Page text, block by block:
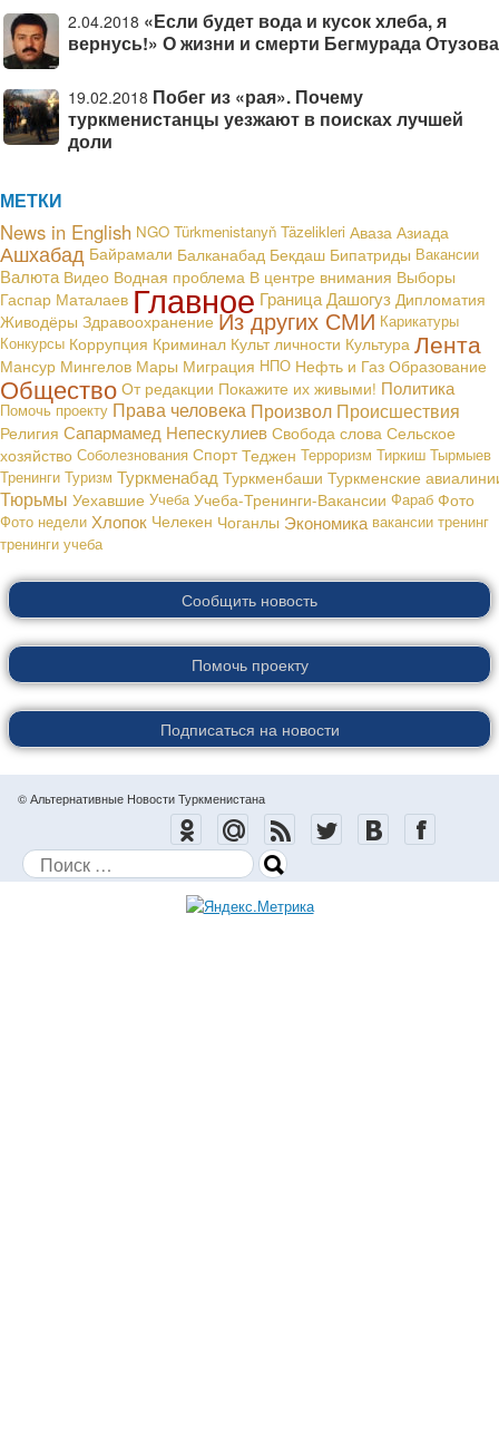
2.04.2018 «Если будет вода и кусок хлеба, я
вернусь!» О жизни и смерти Бегмурада Отузова
19.02.2018 Побег из «рая». Почему
туркменистанцы уезжают в поисках лучшей
доли
МЕТКИ
News in English NGO Türkmenistanyň Täzelikleri Аваза Азиада
Ашхабад Байрамали Балканабад Бекдаш Бипатриды Вакансии
Валюта Видео Водная проблема В центре внимания Выборы
Гаспар Маталаев Главное ГраницаДашогуз Дипломатия
Живодёры Здравоохранение Из других СМИ Карикатуры
Конкурсы Коррупция Криминал Культ личности Культура Лента
Мансур Мингелов Мары Миграция НПО Нефть и Газ Образование
Общество От редакции Покажите их живыми! Политика
Помочь проекту Права человека Произвол Происшествия
Религия Сапармамед Непескулиев Свобода слова Сельское
хозяйство Соболезнования Спорт Теджен Терроризм Тиркиш Тырмыев
Тренинги Туризм Туркменабад Туркменбаши Туркменские
Тюрьмы Уехавшие Учеба Учеба-Тренинги-Вакансии Фараб Фото
Фото недели Хлопок Челекен Чоганлы Экономика вакансии тренинг
тренинги учеба
Сообщить новость
Помочь проекту
Подписаться на новости
© Альтернативные Новости Туркменистана
Поиск